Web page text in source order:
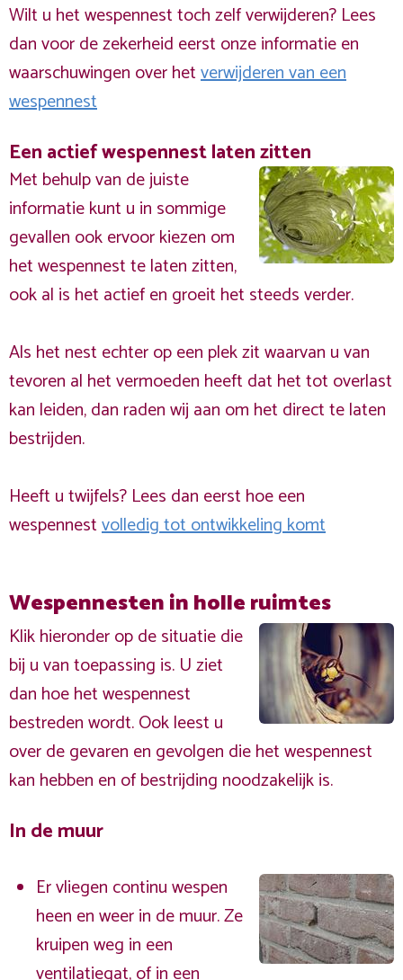
Wilt u het wespennest toch zelf verwijderen? Lees
dan voor de zekerheid eerst onze informatie en
waarschuwingen over hetverwijderen van een
wespennest
Een actief wespennest laten zitten
Met behulp van de juiste
informatie kunt u in sommige
gevallen ook ervoor kiezen om
het wespennest te laten zitten,
ook al is het actief en groeit het steeds verder.
Als het nest echter op een plek zit waarvan u van
tevoren al het vermoeden heeft dat het tot overlast
kan leiden, dan raden wij aan om het direct te laten
bestrijden.
Heeft u twijfels? Lees dan eerst hoe een
wespennestvolledig tot ontwikkeling komt
Wespennesten in holle ruimtes
Klik hieronder op de situatie die
bij u van toepassing is. U ziet
dan hoe het wespennest
bestreden wordt. Ook leest u
over de gevaren en gevolgen die het wespennest
kan hebben en of bestrijding noodzakelijk is.
In de muur
Er vliegen continu wespen
heen en weer in de muur. Ze
kruipen weg in een